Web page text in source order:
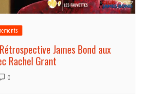
James Bond aux
Rachel Grant
0